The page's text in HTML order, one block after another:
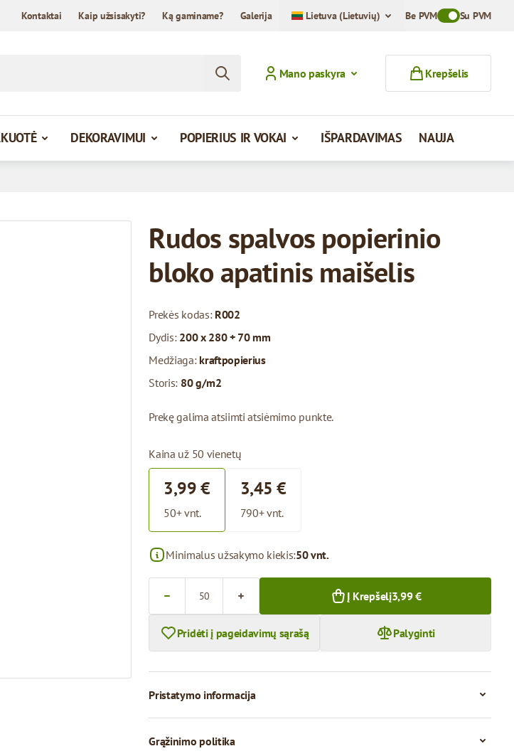
Kontaktai Kaip užsisakyti? Ką gaminame? Galerija Lietuva (Lietuvių) Be PVMToggle VAT
Su PVM
Mano paskyra Krepšelis
DEKORAVIMUI POPIERIUS IR VOKAI IŠPARDAVIMAS NAUJA
Rudos spalvos popierinio
bloko apatinis maišelis
Prekės kodas: R002
Dydis: 200 x 280 + 70 mm
Medžiaga: kraftpopierius
Storis: 80 g/m2
Prekę galima atsiimti atsiėmimo punkte.
Kaina už 50 vienetų
3,99 €
50+ vnt.
3,45 €
790+ vnt.
Minimalus užsakymo kiekis:50 vnt.
Į Krepšelį3,99 €
Pridėti į pageidavimų sąrašą Palyginti
Pristatymo informacija
Grąžinimo politika